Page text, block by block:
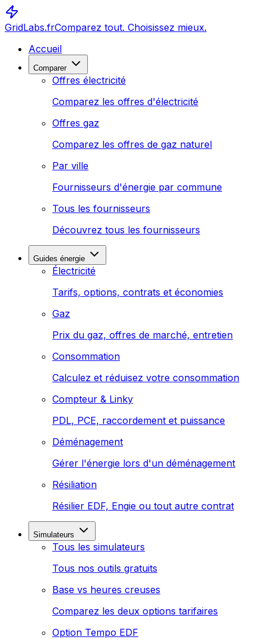
GridLabs.frComparez tout. Choisissez mieux.
Accueil
Comparer
Offres électricité
Comparez les offres d'électricité
Offres gaz
Comparez les offres de gaz naturel
Par ville
Fournisseurs d'énergie par commune
Tous les fournisseurs
Découvrez tous les fournisseurs
Guides énergie
Électricité
Tarifs, options, contrats et économies
Gaz
Prix du gaz, offres de marché, entretien
Consommation
Calculez et réduisez votre consommation
Compteur & Linky
PDL, PCE, raccordement et puissance
Déménagement
Gérer l'énergie lors d'un déménagement
Résiliation
Résilier EDF, Engie ou tout autre contrat
Simulateurs
Tous les simulateurs
Tous nos outils gratuits
Base vs heures creuses
Comparez les deux options tarifaires
Option Tempo EDF